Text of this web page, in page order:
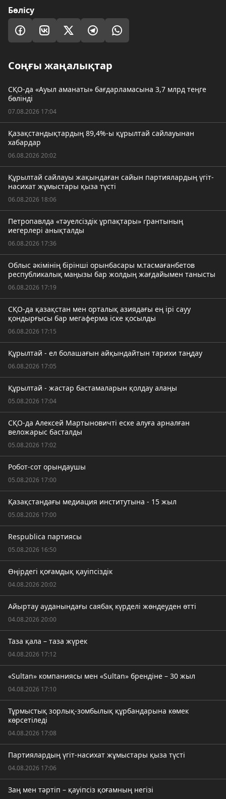
Бөлісу
Соңғы жаңалықтар
СҚО-да «Ауыл аманаты» бағдарламасына 3,7 млрд теңге
бөлінді
07.08.2026 17:04
Қазақстандықтардың 89,4%-ы құрылтай сайлауынан
хабардар
06.08.2026 20:02
Құрылтай сайлауы жақындаған сайын партиялардың үгіт-
насихат жұмыстары қыза түсті
06.08.2026 18:06
Петропавлда «тәуелсіздік ұрпақтары» грантының
иегерлері анықталды
06.08.2026 17:36
Облыс әкімінің бірінші орынбасары м.тасмағанбетов
республикалық маңызы бар жолдың жағдайымен танысты
06.08.2026 17:19
СҚО-да қазақстан мен орталық азиядағы ең ірі сауу
қондырғысы бар мегаферма іске қосылды
06.08.2026 17:15
Құрылтай - ел болашағын айқындайтын тарихи таңдау
06.08.2026 17:05
Құрылтай - жастар бастамаларын қолдау алаңы
05.08.2026 17:04
СҚО-да Алексей Мартыновичті еске алуға арналған
веложарыс басталды
05.08.2026 17:02
Робот-сот орындаушы
05.08.2026 17:00
Қазақстандағы медиация институтына - 15 жыл
05.08.2026 17:00
Respublica партиясы
05.08.2026 16:50
Өңірдегі қоғамдық қауіпсіздік
04.08.2026 20:02
Айыртау ауданындағы саябақ күрделі жөндеуден өтті
04.08.2026 20:00
Таза қала – таза жүрек
04.08.2026 17:12
«Sultan» компаниясы мен «Sultan» брендіне – 30 жыл
04.08.2026 17:10
Тұрмыстық зорлық-зомбылық құрбандарына көмек
көрсетіледі
04.08.2026 17:08
Партиялардың үгіт-насихат жұмыстары қыза түсті
04.08.2026 17:06
Заң мен тәртіп – қауіпсіз қоғамның негізі